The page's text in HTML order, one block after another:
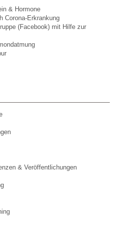
& Hormone
Corona-Erkrankung
(Facebook) mit Hilfe zur
& Veröffentlichungen